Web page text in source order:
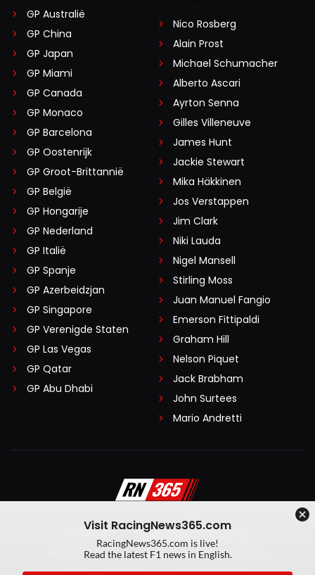
GP Australië
GP China
GP Japan
GP Miami
GP Canada
GP Monaco
GP Barcelona
GP Oostenrijk
GP Groot-Brittannië
GP België
GP Hongarije
GP Nederland
GP Italië
GP Spanje
GP Azerbeidzjan
GP Singapore
GP Verenigde Staten
GP Las Vegas
GP Qatar
GP Abu Dhabi
Nico Rosberg
Alain Prost
Michael Schumacher
Alberto Ascari
Ayrton Senna
Gilles Villeneuve
James Hunt
Jackie Stewart
Mika Häkkinen
Jos Verstappen
Jim Clark
Niki Lauda
Nigel Mansell
Stirling Moss
Juan Manuel Fangio
Emerson Fittipaldi
Graham Hill
Nelson Piquet
Jack Brabham
John Surtees
Mario Andretti
Algemene voorwaarden
Privacy Policy
Created by On Your Marks
Visit RacingNews365.com
RacingNews365.com is live!
Read the latest F1 news in English.